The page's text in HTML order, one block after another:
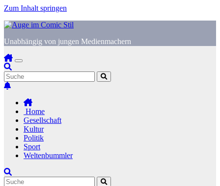
Zum Inhalt springen
Unabhängig von jungen Medienmachern
Home
Gesellschaft
Kultur
Politik
Sport
Weltenbummler